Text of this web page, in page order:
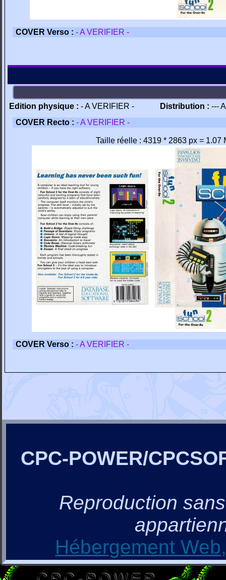
COVER Verso : - A VERIFIER -
Edition physique : - A VERIFIER - Distribution : ---
COVER Recto : - A VERIFIER -
Taille réelle : 4319 * 2863 px = 1.07
COVER Verso : - A VERIFIER -
CPC-POWER/
Reproduction
Hébergement